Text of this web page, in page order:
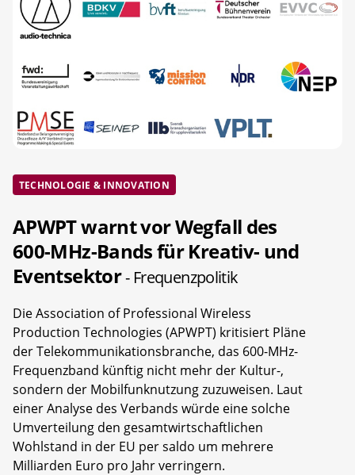
TECHNOLOGIE & INNOVATION
APWPT warnt vor Wegfall des
600-MHz-Bands für Kreativ- und
Eventsektor- Frequenzpolitik
Die Association of Professional Wireless
Production Technologies (APWPT) kritisiert Pläne
der Telekommunikationsbranche, das 600-MHz-
Frequenzband künftig nicht mehr der Kultur-,
sondern der Mobilfunknutzung zuzuweisen. Laut
einer Analyse des Verbands würde eine solche
Umverteilung den gesamtwirtschaftlichen
Wohlstand in der EU per saldo um mehrere
Milliarden Euro pro Jahr verringern.